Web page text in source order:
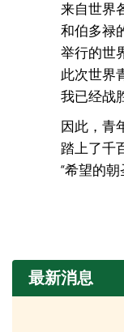
来自世界
和伯多禄
举行的世
此次世界
我已经战
因此，青
踏上了千
“希望的朝
最新消息